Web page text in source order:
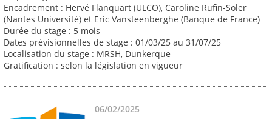
Encadrement : Hervé Flanquart (ULCO), Caroline Rufin-Soler
(Nantes Université) et Eric Vansteenberghe (Banque de France)
Durée du stage : 5 mois
Dates prévisionnelles de stage : 01/03/25 au 31/07/25
Localisation du stage : MRSH, Dunkerque
Gratification : selon la législation en vigueur
06/02/2025